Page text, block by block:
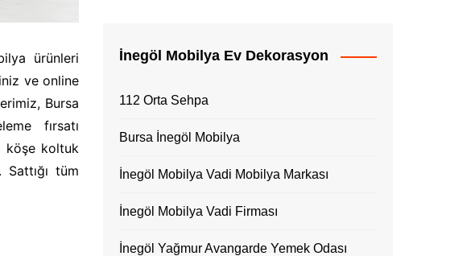
ürünleri
ve online
Bursa
fırsatı
köşe koltuk
tüm
İnegöl Mobilya Ev Dekorasyon
112 Orta Sehpa
Bursa İnegöl Mobilya
İnegöl Mobilya Vadi Mobilya Markası
İnegöl Mobilya Vadi Firması
İnegöl Yağmur Avangarde Yemek Odası